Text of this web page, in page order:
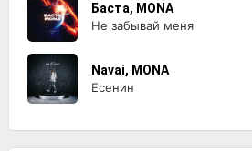
Баста, MONA
Не забывай меня
Navai, MONA
Есенин